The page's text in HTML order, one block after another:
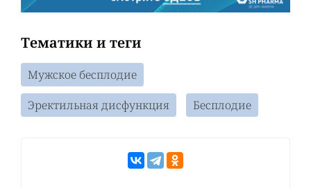
Тематики и теги
Мужское бесплодие
Эректильная дисфункция
Бесплодие